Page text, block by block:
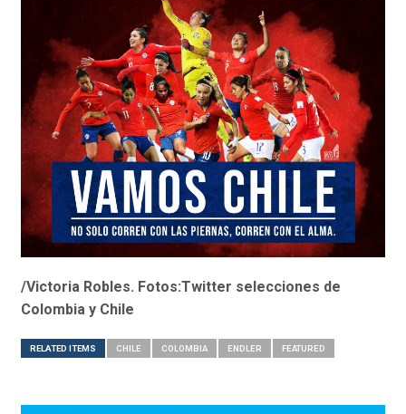
/Victoria Robles. Fotos:Twitter selecciones de
Colombia y Chile
RELATED ITEMS CHILE COLOMBIA ENDLER FEATURED